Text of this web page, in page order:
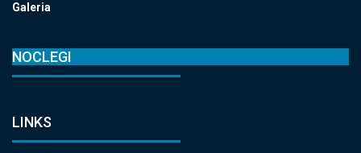
Galeria
NOCLEGI
LINKS